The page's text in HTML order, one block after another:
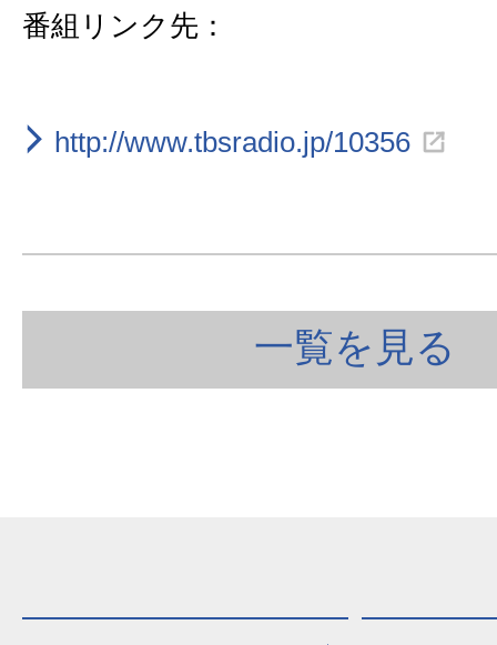
番組リンク先：
http://www.tbsradio.jp/10356
一覧を見る